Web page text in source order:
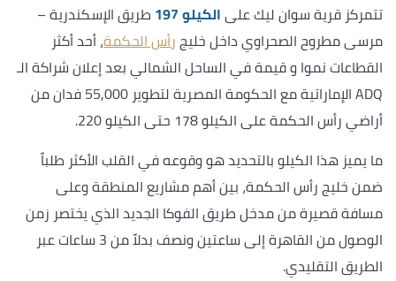
تتمركز قرية سوان ليك علىالكيلو 197
طريق الإسكندرية –
مرسى مطروح الصحراوي داخل خليجرأس الحكمة، أحد أكثر
القطاعات نموا و قيمة في الساحل الشمالي بعد إعلان شراكة الـ
ADQ الإماراتية مع الحكومة المصرية لتطوير 55,000 فدان من
أراضي رأس الحكمة على الكيلو 178 حتى الكيلو 220.
ما يميز هذا الكيلو بالتحديد هو وقوعه في القلب الأكثر طلباً
ضمن خليج رأس الحكمة، بين أهم مشاريع المنطقة وعلى
مسافة قصيرة من مدخل طريق الفوكا الجديد الذي يختصر زمن
الوصول من القاهرة إلى ساعتين ونصف بدلاً من 3 ساعات عبر
الطريق التقليدي.